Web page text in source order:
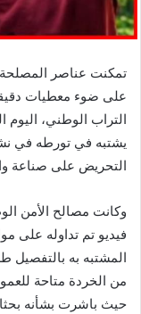
تمكنت عناصر المصلحة
على ضوء معطيات دقيقة
يشتبه في تورطه في
التحريض على صناعة
وكانت مصالح الأمن
فيديو تم تداوله على
المشتبه به بالتفصيل
من الخردة متاحة
حيث باشرت بشأنه